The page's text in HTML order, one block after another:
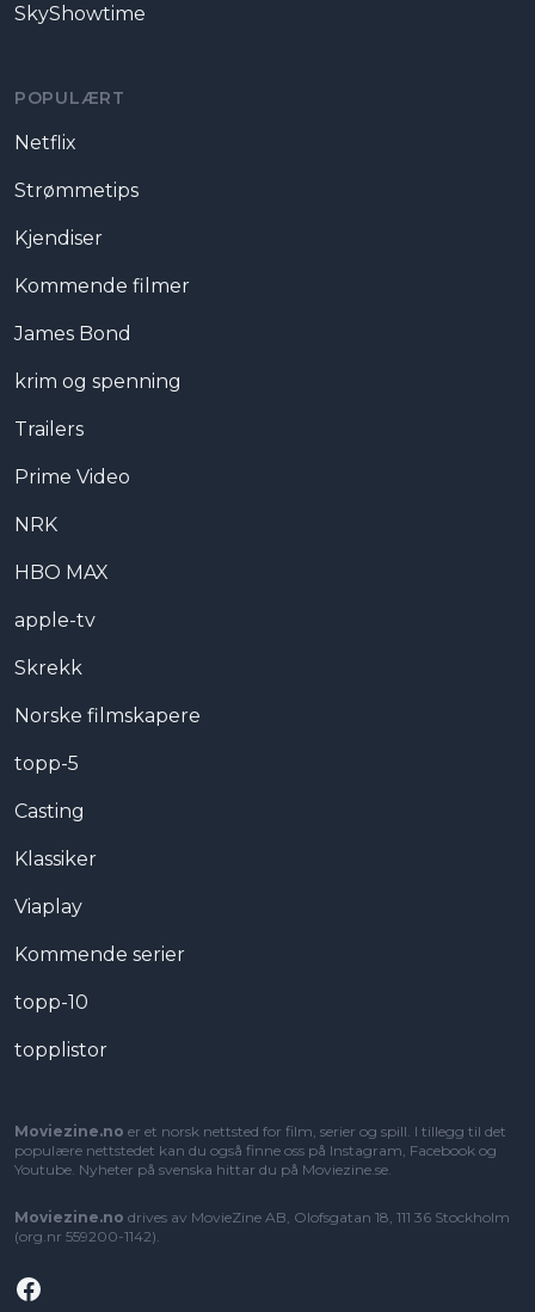
SkyShowtime
POPULÆRT
Netflix
Strømmetips
Kjendiser
Kommende filmer
James Bond
krim og spenning
Trailers
Prime Video
NRK
HBO MAX
apple-tv
Skrekk
Norske filmskapere
topp-5
Casting
Klassiker
Viaplay
Kommende serier
topp-10
topplistor
Moviezine.no er et norsk nettsted for film, serier og spill. I tillegg til det
populære nettstedet kan du også finne oss på Instagram, Facebook og
Youtube. Nyheter på svenska hittar du på Moviezine.se
Moviezine.no drives av MovieZine AB, Olofsgatan 18, 111 36 Stockholm
(org.nr 559200-1142).
Facebook